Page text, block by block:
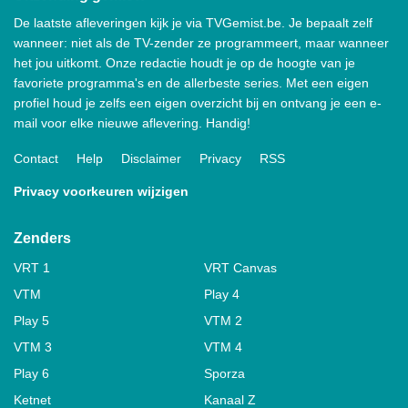
De laatste afleveringen kijk je via TVGemist.be. Je bepaalt zelf
wanneer: niet als de TV-zender ze programmeert, maar wanneer
het jou uitkomt. Onze redactie houdt je op de hoogte van je
favoriete programma's en de allerbeste series. Met een eigen
profiel houd je zelfs een eigen overzicht bij en ontvang je een e-
mail voor elke nieuwe aflevering. Handig!
Contact Help Disclaimer Privacy RSS
Privacy voorkeuren wijzigen
Zenders
VRT 1
VRT Canvas
VTM
Play 4
Play 5
VTM 2
VTM 3
VTM 4
Play 6
Sporza
Ketnet
Kanaal Z